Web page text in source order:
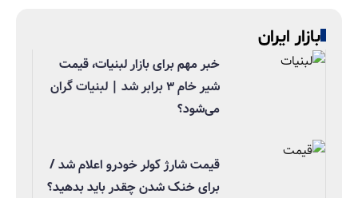
بازار ایران
خبر مهم برای بازار لبنیات، قیمت
شیر خام ۳ برابر شد | لبنیات گران
می‌شود؟
قیمت شارژ کولر خودرو اعلام شد /
برای خنک شدن چقدر باید بدهید؟